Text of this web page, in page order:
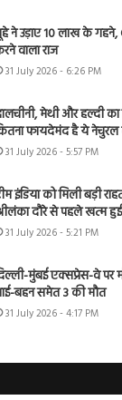
ने उड़ाए 10 लाख के गहने,
वाला राज
31 July 2026 - 6:26 PM
मेथी और हल्दी
फायदेमंद है ये नेचुरल
31 July 2026 - 5:57 PM
इंडिया को मिली बड़ी
दौरे से पहले खत्म हुई
31 July 2026 - 5:21 PM
मुंबई एक्सप्रेस-वे पर
बहन समेत 3 की मौत
31 July 2026 - 4:17 PM